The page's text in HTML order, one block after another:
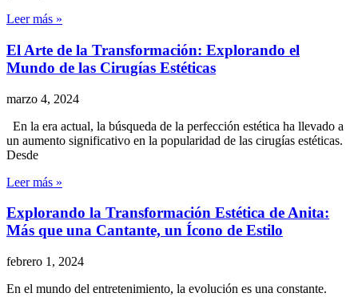
Leer más »
El Arte de la Transformación: Explorando el
Mundo de las Cirugías Estéticas
marzo 4, 2024
En la era actual, la búsqueda de la perfección estética ha llevado a
un aumento significativo en la popularidad de las cirugías estéticas.
Desde
Leer más »
Explorando la Transformación Estética de Anita:
Más que una Cantante, un Ícono de Estilo
febrero 1, 2024
En el mundo del entretenimiento, la evolución es una constante.